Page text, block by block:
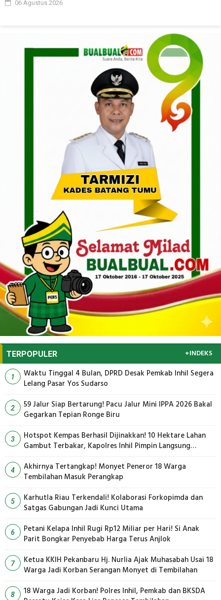
06 Agustus 2026
TERPOPULER +INDEKS
1
Waktu Tinggal 4 Bulan, DPRD Desak Pemkab Inhil Segera
Lelang Pasar Yos Sudarso
2
59 Jalur Siap Bertarung! Pacu Jalur Mini IPPA 2026 Bakal
Gegarkan Tepian Ronge Biru
3
Hotspot Kempas Berhasil Dijinakkan! 10 Hektare Lahan
Gambut Terbakar, Kapolres Inhil Pimpin Langsung
4
Akhirnya Tertangkap! Monyet Peneror 18 Warga
Tembilahan Masuk Perangkap
5
Karhutla Riau Terkendali! Kolaborasi Forkopimda dan
Satgas Gabungan Jadi Kunci Utama
6
Petani Kelapa Inhil Rugi Rp12 Miliar per Hari! Si Anak
Parit Bongkar Penyebab Harga Terus Anjlok
7
Ketua KKIH Pekanbaru Hj. Nurlia Ajak Muhasabah Usai 18
Warga Jadi Korban Serangan Monyet di Tembilahan
8
18 Warga Jadi Korban! Polres Inhil, Pemkab dan BKSDA